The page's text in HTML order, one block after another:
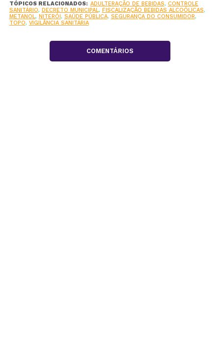
TÓPICOS RELACIONADOS: ADULTERAÇÃO DE BEBIDAS, CONTROLE
SANITÁRIO, DECRETO MUNICIPAL, FISCALIZAÇÃO BEBIDAS ALCOÓLICAS,
METANOL, NITERÓI , SAÚDE PÚBLICA, SEGURANÇA DO CONSUMIDOR,
TOPO, VIGILÂNCIA SANITÁRIA
COMENTÁRIOS